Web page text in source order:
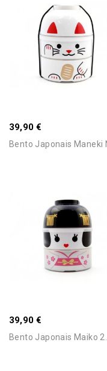
39,90 €
39,90 €
Bento Japonais Maiko 2...